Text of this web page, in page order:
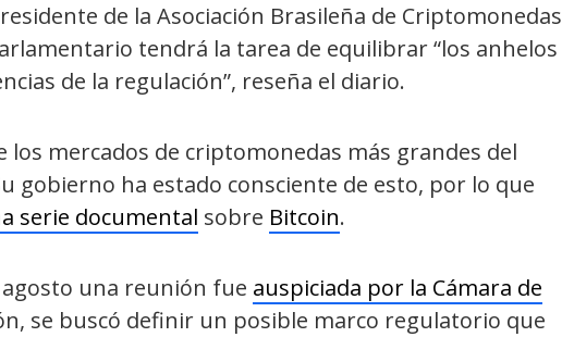
de la Asociación Brasileña de Criptomonedas
tendrá la tarea de equilibrar “los anhelos
de la regulación”, reseña el diario.
los mercados de criptomonedas más grandes del
gobierno ha estado consciente de esto, por lo que
serie documental sobre Bitcoin.
agosto una reunión fue auspiciada por la Cámara de
se buscó definir un posible marco regulatorio que